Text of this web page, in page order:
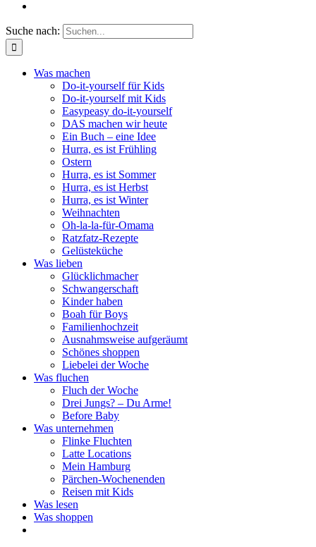
Suche nach:
Was machen
Do-it-yourself für Kids
Do-it-yourself mit Kids
Easypeasy do-it-yourself
DAS machen wir heute
Ein Buch – eine Idee
Hurra, es ist Frühling
Ostern
Hurra, es ist Sommer
Hurra, es ist Herbst
Hurra, es ist Winter
Weihnachten
Oh-la-la-für-Omama
Ratzfatz-Rezepte
Gelüsteküche
Was lieben
Glücklichmacher
Schwangerschaft
Kinder haben
Boah für Boys
Familienhochzeit
Ausnahmsweise aufgeräumt
Schönes shoppen
Liebelei der Woche
Was fluchen
Fluch der Woche
Drei Jungs? – Du Arme!
Before Baby
Was unternehmen
Flinke Fluchten
Latte Locations
Mein Hamburg
Pärchen-Wochenenden
Reisen mit Kids
Was lesen
Was shoppen